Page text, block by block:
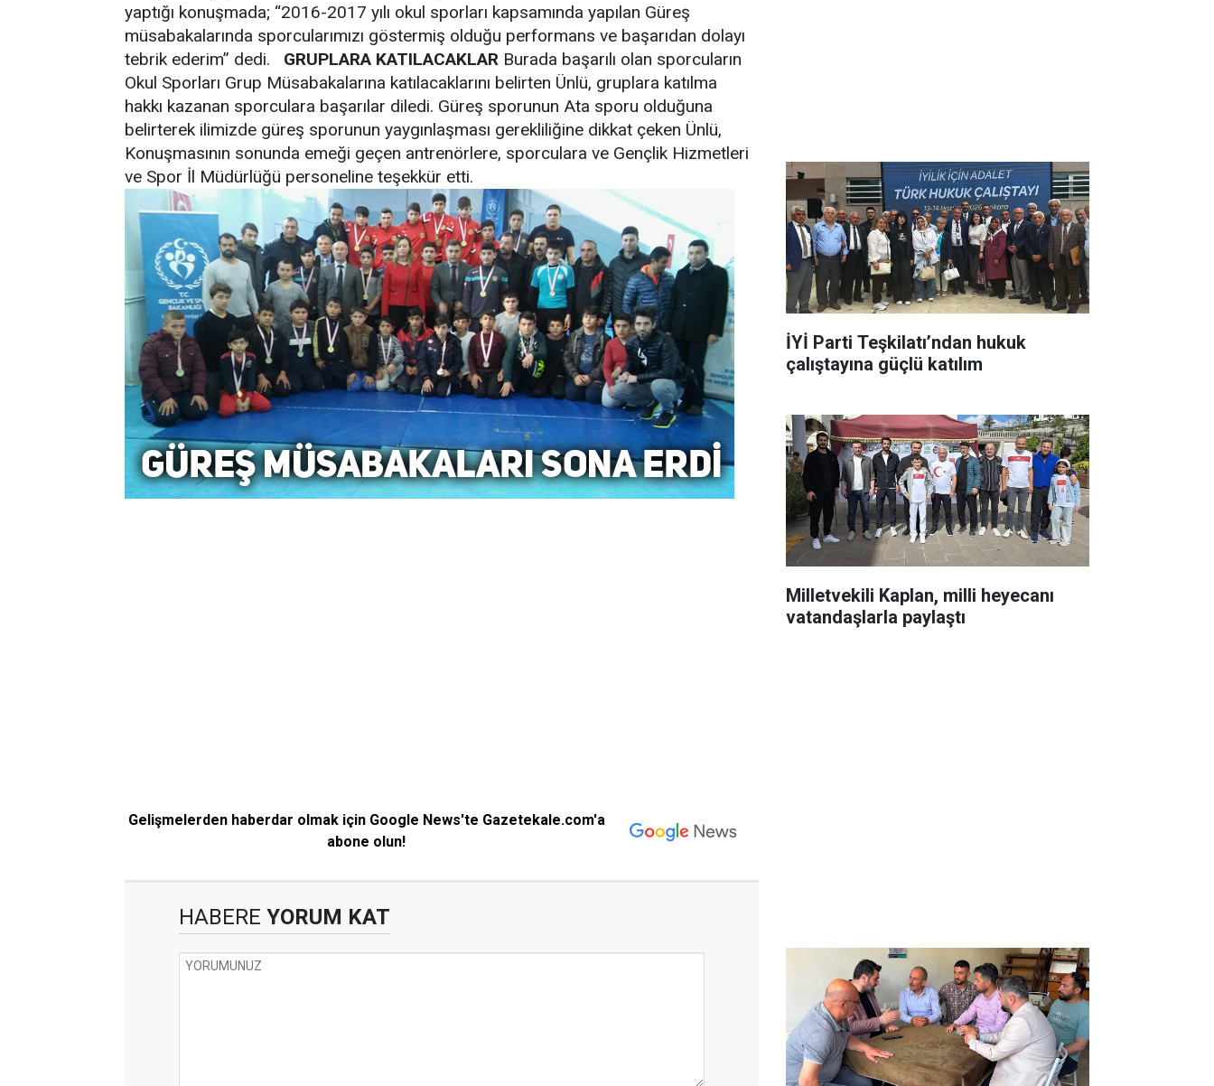
yaptığı konuşmada; “2016-2017 yılı okul sporları kapsamında yapılan Güreş
müsabakalarında sporcularımızı göstermiş olduğu performans ve başarıdan dolayı
tebrik ederim” dedi. GRUPLARA KATILACAKLAR Burada başarılı olan sporcuların
Okul Sporları Grup Müsabakalarına katılacaklarını belirten Ünlü, gruplara katılma
hakkı kazanan sporculara başarılar diledi. Güreş sporunun Ata sporu olduğuna
belirterek ilimizde güreş sporunun yaygınlaşması gerekliliğine dikkat çeken Ünlü,
Konuşmasının sonunda emeği geçen antrenörlere, sporculara ve Gençlik Hizmetleri
ve Spor İl Müdürlüğü personeline teşekkür etti.
Gelişmelerden haberdar olmak için Google News'te Gazetekale.com'a
abone olun!
HABERE YORUM KAT
İYİ Parti Teşkilatı’ndan hukuk
çalıştayına güçlü katılım
Milletvekili Kaplan, milli heyecanı
vatandaşlarla paylaştı